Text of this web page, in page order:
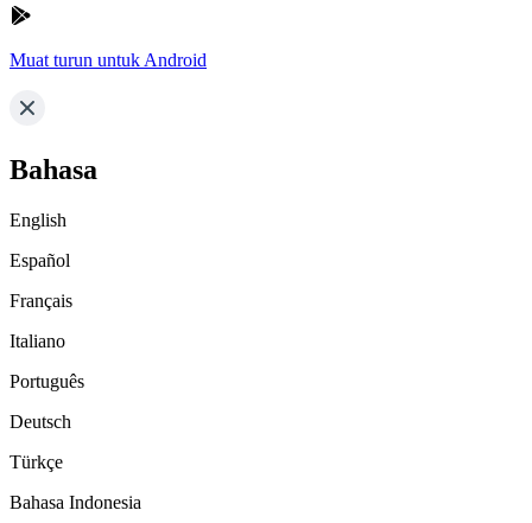
Muat turun untuk Android
Bahasa
English
Español
Français
Italiano
Português
Deutsch
Türkçe
Bahasa Indonesia